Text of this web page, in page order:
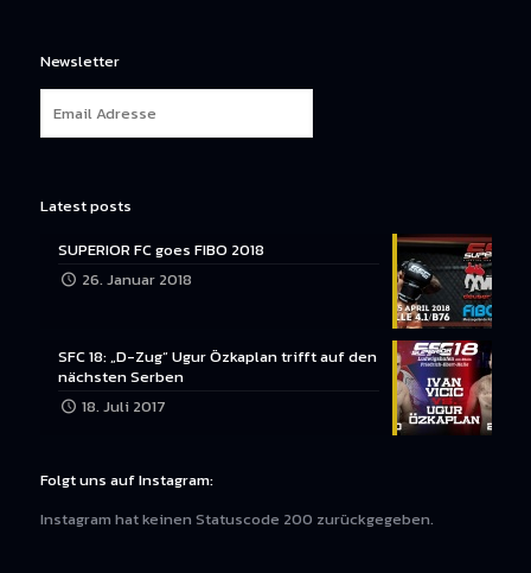
Newsletter
Latest posts
SUPERIOR FC goes FIBO 2018
26. Januar 2018
SFC 18: „D-Zug“ Ugur Özkaplan trifft auf den
nächsten Serben
18. Juli 2017
Folgt uns auf Instagram:
Instagram hat keinen Statuscode 200 zurückgegeben.